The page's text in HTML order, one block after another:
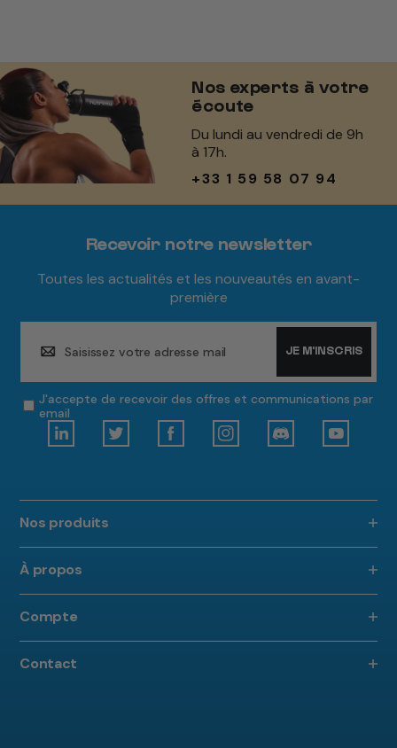
Nos experts à votre
écoute
Du lundi au vendredi de 9h
à 17h.
+33 1 59 58 07 94
Recevoir notre newsletter
Toutes les actualités et les nouveautés en avant-
première
Saisissez votre adresse mail JE M'INSCRIS
J'accepte de recevoir des offres et communications par
email
Nos produits
À propos
Compte
Contact